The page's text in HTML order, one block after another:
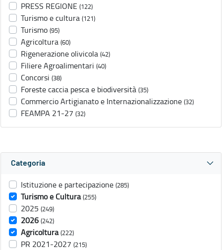
PRESS REGIONE (122)
Turismo e cultura (121)
Turismo (95)
Agricoltura (60)
Rigenerazione olivicola (42)
Filiere Agroalimentari (40)
Concorsi (38)
Foreste caccia pesca e biodiversità (35)
Commercio Artigianato e Internazionalizzazione (32)
FEAMPA 21-27 (32)
Categoria
Istituzione e partecipazione (285)
Turismo e Cultura (255)
2025 (249)
2026 (242)
Agricoltura (222)
PR 2021-2027 (215)